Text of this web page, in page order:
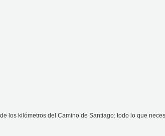
los kilómetros del Camino de Santiago: todo lo que